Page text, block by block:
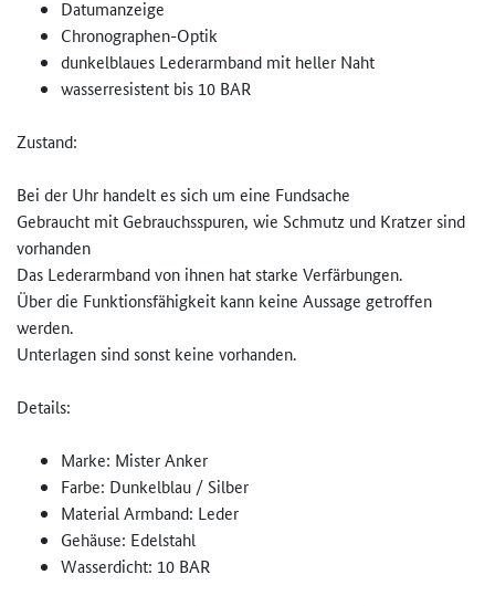
Datumanzeige
Chronographen-Optik
dunkelblaues Lederarmband mit heller Naht
wasserresistent bis 10 BAR
Zustand:
Bei der Uhr handelt es sich um eine Fundsache
Gebraucht mit Gebrauchsspuren, wie Schmutz und Kratzer sind
vorhanden
Das Lederarmband von ihnen hat starke Verfärbungen.
Über die Funktionsfähigkeit kann keine Aussage getroffen
werden.
Unterlagen sind sonst keine vorhanden.
Details:
Marke: Mister Anker
Farbe: Dunkelblau / Silber
Material Armband: Leder
Gehäuse: Edelstahl
Wasserdicht: 10 BAR